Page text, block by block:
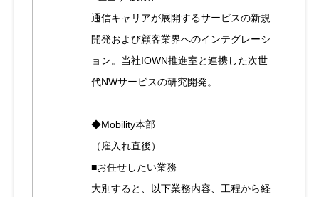
通信キャリアが展開するサービスの新規
開発および顧客業界へのインテグレーシ
ョン。当社IOWN推進室と連携した次世
代NWサービスの研究開発。
◆Mobility本部
（雇入れ直後）
■お任せしたい業務
大別すると、以下業務内容、工程から経